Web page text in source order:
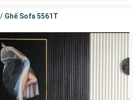
/ Ghế Sofa 5561T